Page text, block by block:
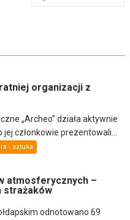
organizacji z
„Archeo” działa aktywnie
jej członkowie prezentowali...
i sztuka
atmosferycznych –
strażaków
odnotowano 69